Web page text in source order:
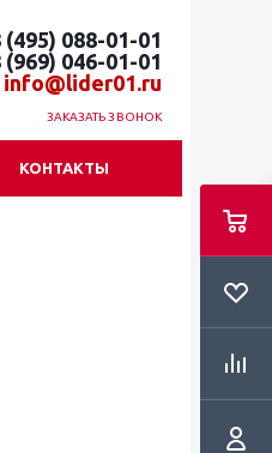
(495) 088-01-01
(969) 046-01-01
info@lider01.ru
ЗАКАЗАТЬ ЗВОНОК
КОНТАКТЫ